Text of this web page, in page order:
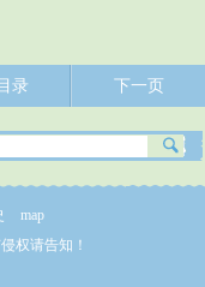
录 下一页
map
权请告知！